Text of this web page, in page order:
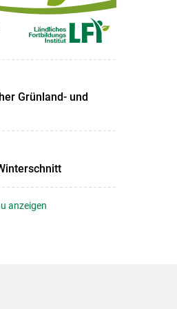
Grünland- und
anzeigen